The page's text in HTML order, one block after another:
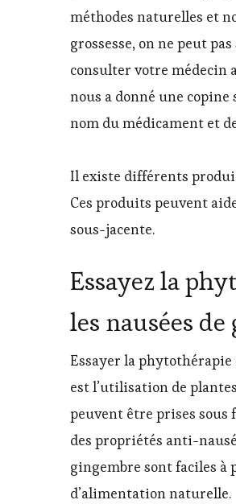
méthodes naturelles et
grossesse, on ne peut
consulter votre médecin
nous a donné une
nom du médicament et
Il existe différents
Ces produits peuvent
sous-jacente.
Essayez la
les nausées de
Essayer la phytothérapie
est l’utilisation de
peuvent être prises sous
des propriétés anti-
gingembre sont faciles à
d’alimentation naturelle.